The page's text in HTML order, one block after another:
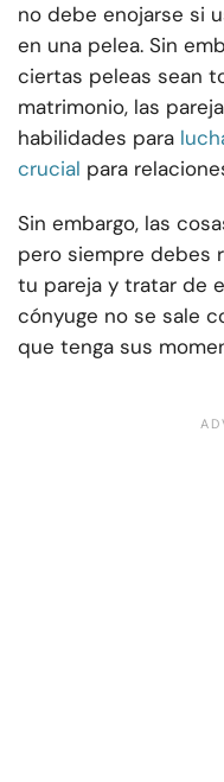
no debe enojarse si
en una pelea. Sin
ciertas peleas sean
matrimonio, las
habilidades para
crucial para
Sin embargo, las
pero siempre debes
tu pareja y tratar de
cónyuge no se sale
que tenga sus